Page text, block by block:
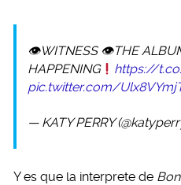
👁WITNESS 👁THE
HAPPENING
https://
pic.twitter.com/
— KATY PERRY
Y es que la interprete de